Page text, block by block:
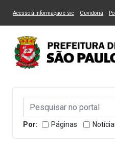
Ir ao Conteúdo Ir para menu
Alternar Alto Contraste
Acesso à informação e-sic(Link para um
Ouvidoria
Campo de
Campo de Busca de informações
Por: Páginas